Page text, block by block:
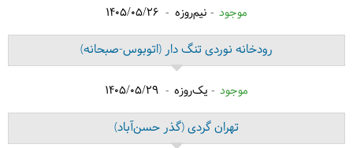
موجود نیم‌روزه 1405/05/26
رودخانه نوردی تنگ دار(اتوبوس-صبحانه)
موجود یک‌روزه 1405/05/29
تهران گردی(گذر حسن‌آباد)